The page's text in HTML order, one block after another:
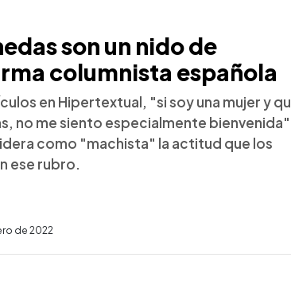
son un nido de
columnista española
en Hipertextual, "si soy una mujer y
no me siento especialmente bienvenida"
como "machista" la actitud que los
ese rubro.
de 2022